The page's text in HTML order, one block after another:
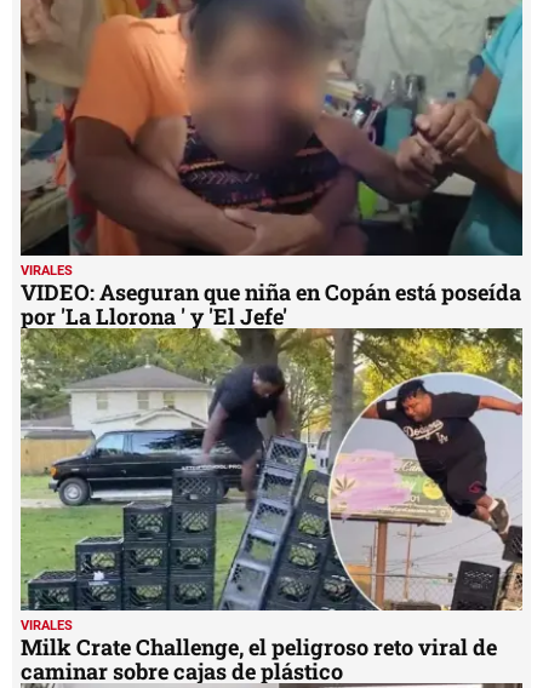
VIRALES
VIDEO: Aseguran que niña en Copán está poseída
por 'La Llorona ' y 'El Jefe'
VIRALES
Milk Crate Challenge, el peligroso reto viral de
caminar sobre cajas de plástico